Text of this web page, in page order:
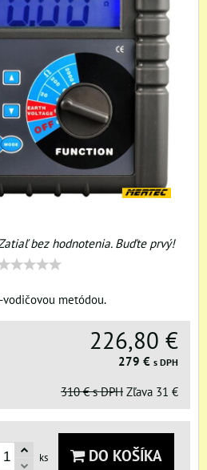
bez hodnotenia. Buďte prvý!
metódou.
226,80 €
279 € s DPH
310 € s DPH Zľava 31 €
ks DO KOŠÍKA